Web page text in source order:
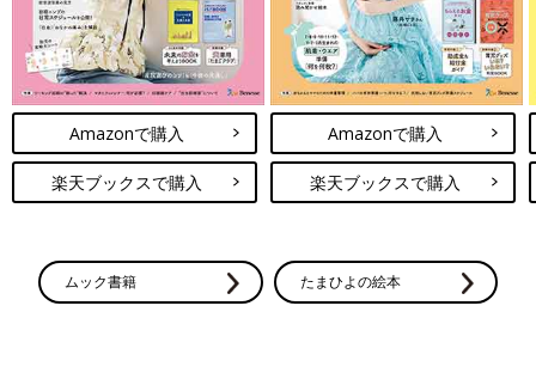
Amazonで購入
楽天ブックスで購入
Amazonで購入
楽天ブックスで購入
ムック書籍 たまひよの絵本